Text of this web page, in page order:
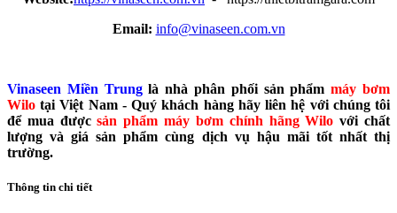
Email: info@vinaseen.com.vn
Vinaseen Miền Trunglà nhà phân phối sản phẩmmáy bơm
Wilo tại Việt Nam - Quý khách hàng hãy liên hệ với chúng tôi
để mua đượcsản phẩm máy bơm chính hãng Wilo với chất
lượng và giá sản phẩm cùng dịch vụ hậu mãi tốt nhất thị
trường.
Thông tin chi tiết